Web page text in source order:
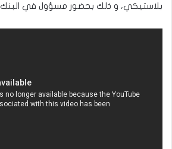
بلاستيكي، و ذلك بحضور مسؤول في البنك